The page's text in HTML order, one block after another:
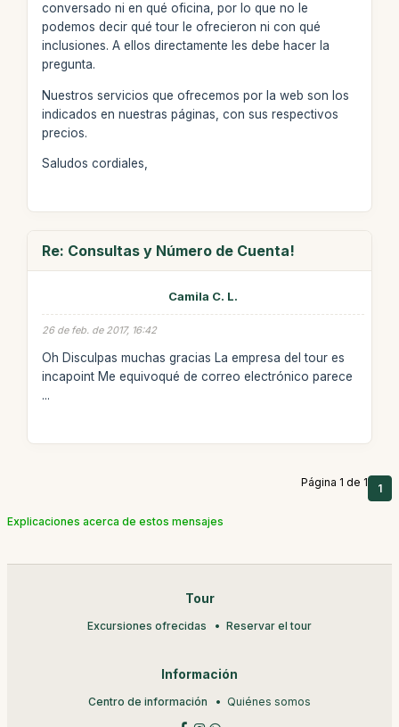
conversado ni en qué oficina, por lo que no le
podemos decir qué tour le ofrecieron ni con qué
inclusiones. A ellos directamente les debe hacer la
pregunta.
Nuestros servicios que ofrecemos por la web son los
indicados en nuestras páginas, con sus respectivos
precios.
Saludos cordiales,
Re: Consultas y Número de Cuenta!
Camila C. L.
26 de feb. de 2017, 16:42
Oh Disculpas muchas gracias La empresa del tour es
incapoint Me equivoqué de correo electrónico parece
...
Página 1 de 1 1
Explicaciones acerca de estos mensajes
Tour
Excursiones ofrecidas Reservar el tour
Información
Centro de información Quiénes somos